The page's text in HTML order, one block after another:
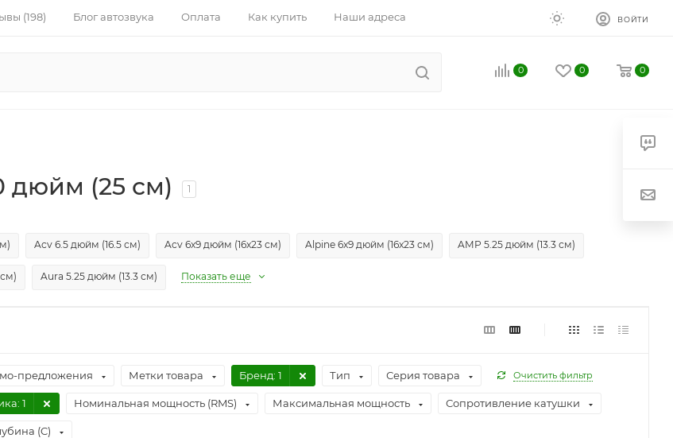
(198) Блог автозвука Оплата Как купить Наши адреса ВОЙТИ
0 0 0
дюйм (25 см) 1
Acv 6.5 дюйм (16.5 см) Acv 6x9 дюйм (16x23 см) Alpine 6x9 дюйм (16x23 см) AMP 5.25 дюйм (13.3 см)
Aura 5.25 дюйм (13.3 см) Показать еще
предложения Метки товара Бренд: 1 Тип Серия товара
: 1 Номинальная мощность (RMS) Максимальная мощность Сопротивление катушки
(C)
Очистить фильтр